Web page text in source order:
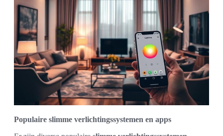
Populaire slimme verlichtingssystemen en apps